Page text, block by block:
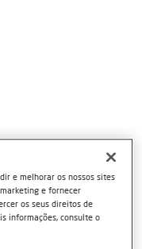
este site à sua
apresentados
a aceitação
e melhorar os nossos sites
e fornecer
os seus direitos de
informações, consulte o